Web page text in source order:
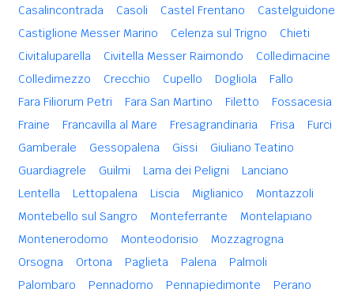
Casalincontrada
Casoli Castel Frentano
Castelguidone
Castiglione Messer Marino
Celenza sul Trigno
Chieti
Civitaluparella
Civitella Messer Raimondo
Colledimacine
Colledimezzo
Crecchio Cupello Dogliola
Fallo
Fara Filiorum Petri
Fara San Martino Filetto
Fossacesia
Fraine
Francavilla al Mare Fresagrandinaria Frisa
Furci
Gamberale
Gessopalena Gissi
Giuliano Teatino
Guardiagrele
Guilmi Lama dei Peligni
Lanciano
Lentella
Lettopalena Liscia Miglianico
Montazzoli
Montebello sul Sangro
Monteferrante
Montelapiano
Montenerodomo
Monteodorisio
Mozzagrogna
Orsogna
Ortona Paglieta Palena
Palmoli
Palombaro
Pennadomo Pennapiedimonte
Perano